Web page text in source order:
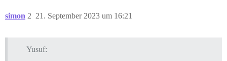
simon 21. September 2023 um 16:21
2
Yusuf: